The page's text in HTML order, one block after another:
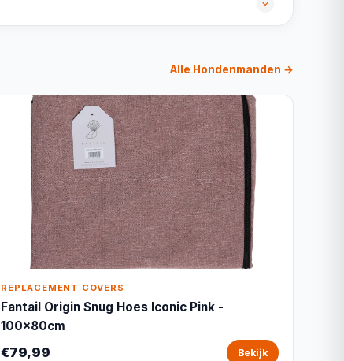
Alle Hondenmanden →
REPLACEMENT COVERS
Fantail Origin Snug Hoes Iconic Pink -
100x80cm
€79,99 Bekijk